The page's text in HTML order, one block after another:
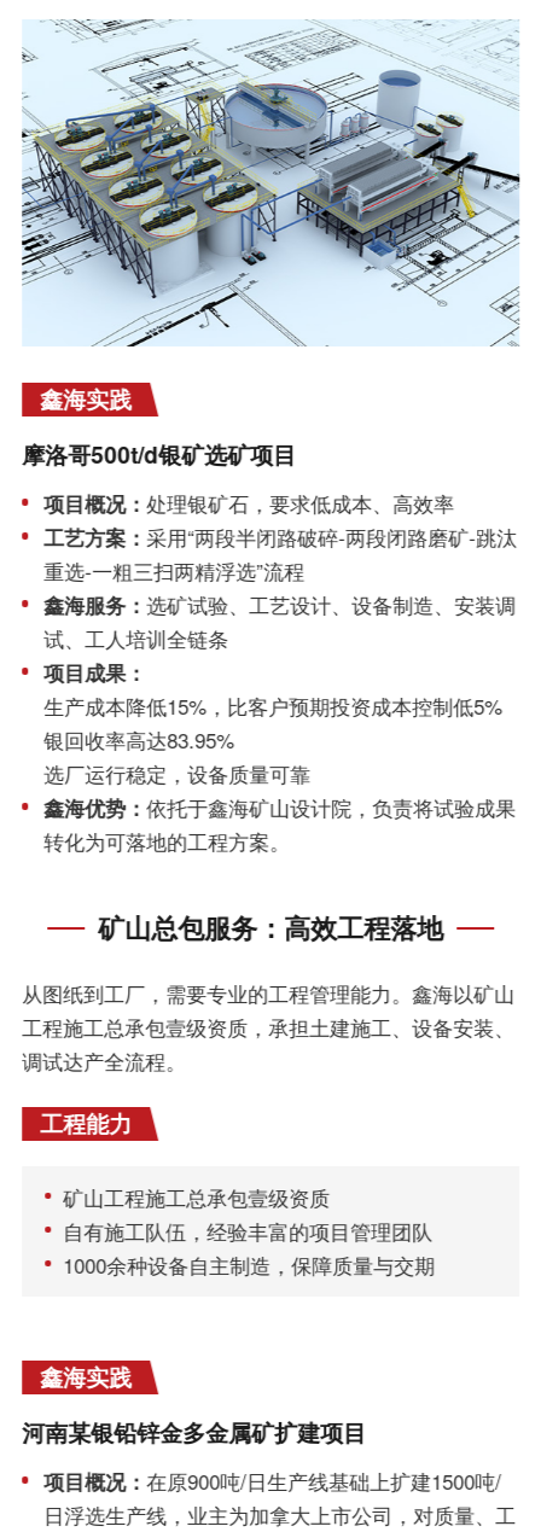
鑫海实践
摩洛哥500t/d银矿选矿项目
项目概况： 处理银矿石，要求低成本、高效率
工艺方案： 采用“两段半闭路破碎-两段闭路磨矿-跳汰
重选-一粗三扫两精浮选”流程
鑫海服务： 选矿试验、工艺设计、设备制造、安装调
试、工人培训全链条
项目成果：
生产成本降低15%，比客户预期投资成本控制低5%
银回收率高达83.95%
选厂运行稳定，设备质量可靠
鑫海优势： 依托于鑫海矿山设计院，负责将试验成果
转化为可落地的工程方案。
矿山总包服务：高效工程落地
从图纸到工厂，需要专业的工程管理能力。鑫海以矿山
工程施工总承包壹级资质，承担土建施工、设备安装、
调试达产全流程。
工程能力
矿山工程施工总承包壹级资质
自有施工队伍，经验丰富的项目管理团队
1000余种设备自主制造，保障质量与交期
鑫海实践
河南某银铅锌金多金属矿扩建项目
项目概况： 在原900吨/日生产线基础上扩建1500吨/
日浮选生产线，业主为加拿大上市公司，对质量、工